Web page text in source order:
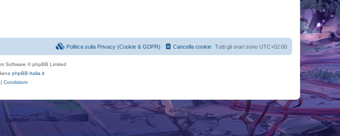
Tutti gli orari sono UTC+02:00
Cancella cookie
Politica sulla Privacy (Cookie & GDPR)
Software © phpBB Limited
phpBB-Italia.it
| Condizioni